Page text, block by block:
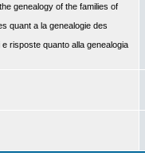
genealogy of the families of
quant a la genealogie des
risposte quanto alla genealogia